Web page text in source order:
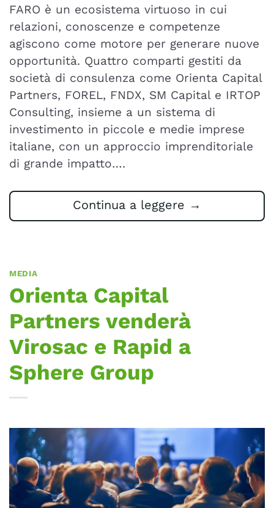
FARO è un ecosistema virtuoso in cui
relazioni, conoscenze e competenze
agiscono come motore per generare nuove
opportunità. Quattro comparti gestiti da
società di consulenza come Orienta Capital
Partners, FOREL, FNDX, SM Capital e IRTOP
Consulting, insieme a un sistema di
investimento in piccole e medie imprese
italiane, con un approccio imprenditoriale
di grande impatto….
Continua a leggere →
MEDIA
Orienta Capital
Partners venderà
Virosac e Rapid a
Sphere Group